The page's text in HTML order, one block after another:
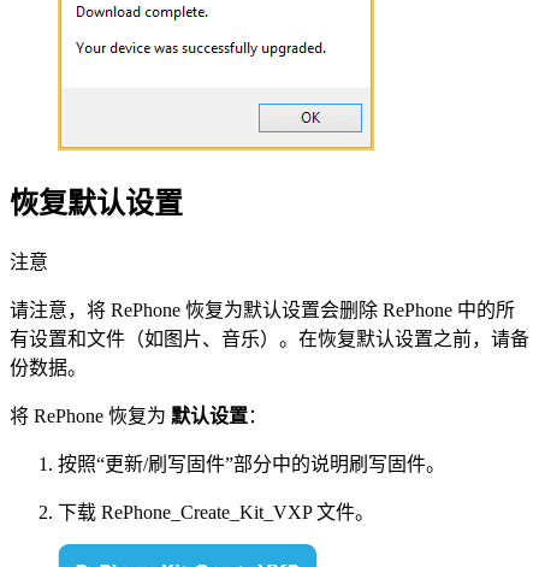
恢复默认设置
注意
请注意，将 RePhone 恢复为默认设置会删除 RePhone 中的所
有设置和文件（如图片、音乐）。在恢复默认设置之前，请备
份数据。
将 RePhone 恢复为 默认设置：
按照“更新/刷写固件”部分中的说明刷写固件。
下载 RePhone_Create_Kit_VXP 文件。